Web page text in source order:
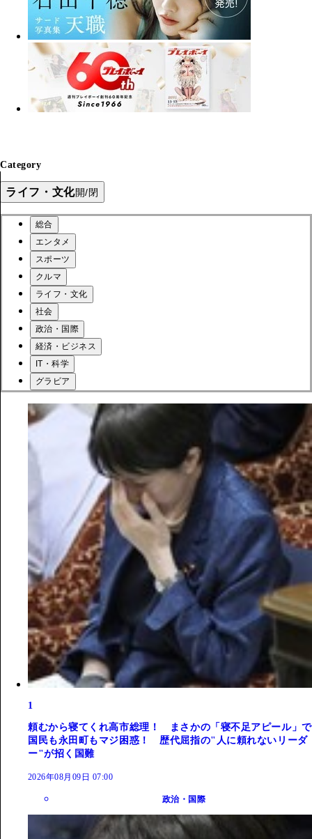
Category
ライフ・文化開/閉
総合
エンタメ
スポーツ
クルマ
ライフ・文化
社会
政治・国際
経済・ビジネス
IT・科学
グラビア
1
頼むから寝てくれ高市総理！ まさかの「寝不足アピール」で
国民も永田町もマジ困惑！ 歴代屈指の"人に頼れないリーダ
ー"が招く国難
2026年08月09日 07:00
政治・国際